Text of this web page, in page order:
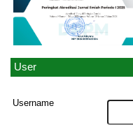
User
Username